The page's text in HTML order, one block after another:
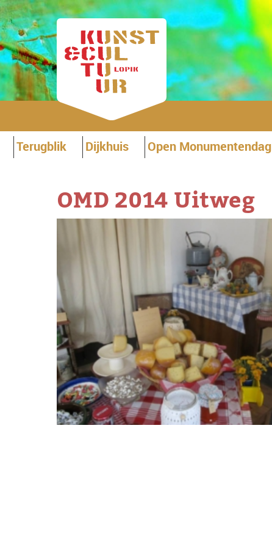
Terugblik Dijkhuis Open Monumentendag
OMD 2014 Uitweg